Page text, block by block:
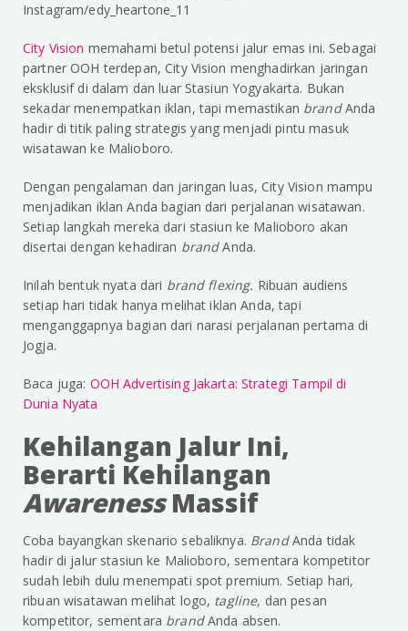
Instagram/edy_heartone_11
City Vision memahami betul potensi jalur emas ini. Sebagai
partner OOH terdepan, City Vision menghadirkan jaringan
eksklusif di dalam dan luar Stasiun Yogyakarta. Bukan
sekadar menempatkan iklan, tapi memastikan brandAnda
hadir di titik paling strategis yang menjadi pintu masuk
wisatawan ke Malioboro.
Dengan pengalaman dan jaringan luas, City Vision mampu
menjadikan iklan Anda bagian dari perjalanan wisatawan.
Setiap langkah mereka dari stasiun ke Malioboro akan
disertai dengan kehadiran brandAnda.
Inilah bentuk nyata dari brand flexing. Ribuan audiens
setiap hari tidak hanya melihat iklan Anda, tapi
menganggapnya bagian dari narasi perjalanan pertama di
Jogja.
Baca juga: OOH Advertising Jakarta: Strategi Tampil di
Dunia Nyata
Kehilangan Jalur Ini,
Berarti Kehilangan
AwarenessMassif
Coba bayangkan skenario sebaliknya. BrandAnda tidak
hadir di jalur stasiun ke Malioboro, sementara kompetitor
sudah lebih dulu menempati spot premium. Setiap hari,
ribuan wisatawan melihat logo, tagline, dan pesan
kompetitor, sementara brandAnda absen.